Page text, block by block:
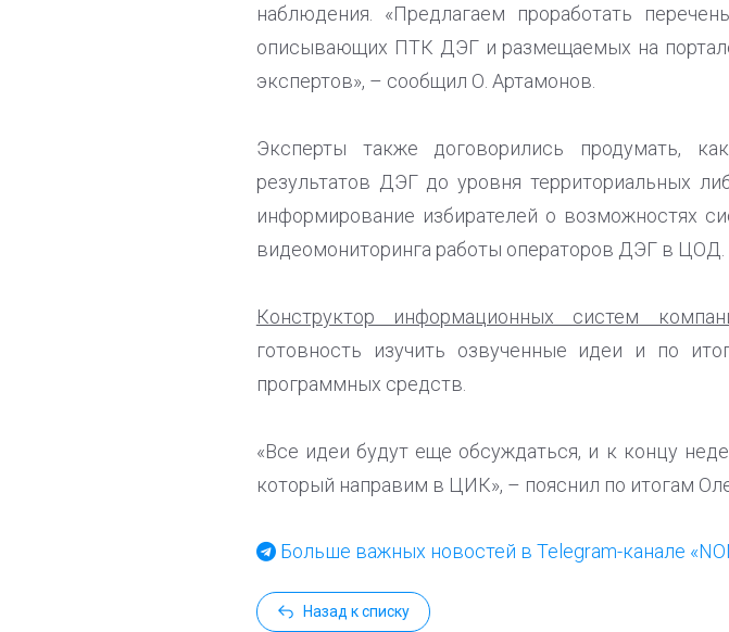
наблюдения. «Предлагаем проработать
описывающих ПТК ДЭГ и размещаемых на
экспертов», – сообщил О. Артамонов.
Эксперты также договорились продумать,
результатов ДЭГ до уровня территориальных
информирование избирателей о возможностях
видеомониторинга работы операторов ДЭГ в ЦОД.
Конструктор информационных систем
готовность изучить озвученные идеи и по
программных средств.
«Все идеи будут еще обсуждаться, и к концу
который направим в ЦИК», – пояснил по итогам
Больше важных новостей в Telegram-канале
Назад к списку